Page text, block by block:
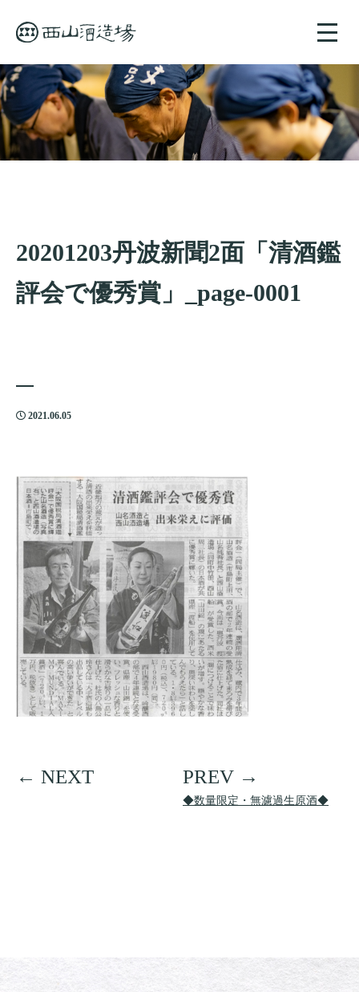
toggle
20201203丹波新聞2面「清酒鑑
評会で優秀賞」_page-0001
2021.06.05
◆数量限定・無濾過生原酒◆